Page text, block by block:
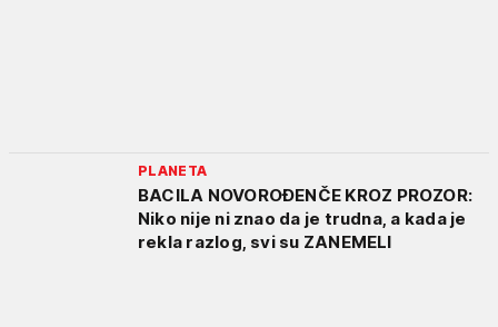
PLANETA
BACILA NOVOROĐENČE KROZ PROZOR:
Niko nije ni znao da je trudna, a kada je
rekla razlog, svi su ZANEMELI